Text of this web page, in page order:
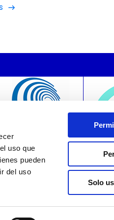
uso que
pueden
del uso
Solo
Canal Ético Azurally